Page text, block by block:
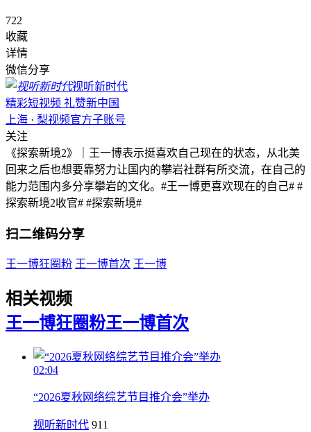
722
收藏
详情
微信分享
视听新时代
精彩短视频 礼赞新中国
上海 · 梨视频官方子账号
关注
《探索新境2》｜王一博表示挺喜欢自己现在的状态，从北美
回来之后也想要靠努力让国内的攀岩社群有所交流，在自己的
能力范围内多分享攀岩的文化。#王一博更喜欢现在的自己# #
探索新境2收官# #探索新境#
扫二维码分享
王一博狂圈粉 王一博首次 王一博
相关视频
王一博狂圈粉王一博首次
02:04
“2026夏秋网络综艺节目推介会”举办
视听新时代 911